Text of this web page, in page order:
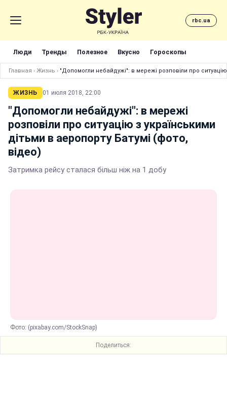
rbc.ua
Люди Тренды Полезное Вкусно Гороскопы
Главная › Жизнь › "Допомогли небайдужі": в мережі розповіли про
ЖИЗНЬ 01 июля 2018, 22:00
"Допомогли небайдужі": в мережі
розповіли про ситуацію з українськими
дітьми в аеропорту Батумі (фото,
відео)
Затримка рейсу сталася більш ніж на 1 добу
Фото: (pixabay.com/StockSnap)
Поделиться: